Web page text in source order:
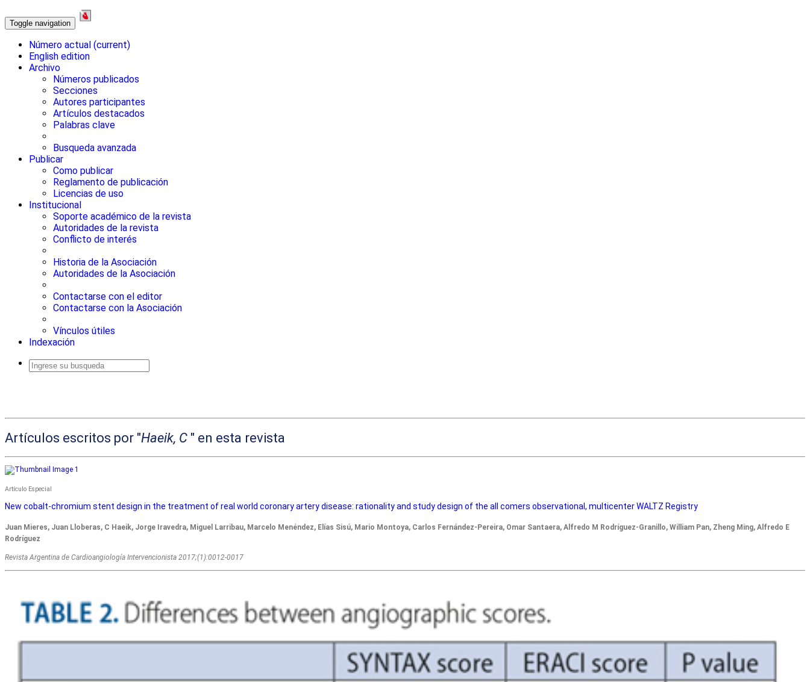
Toggle navigation
Número actual (current)
English edition
Archivo
Números publicados
Secciones
Autores participantes
Artículos destacados
Palabras clave
Busqueda avanzada
Publicar
Como publicar
Reglamento de publicación
Licencias de uso
Institucional
Soporte académico de la revista
Autoridades de la revista
Conflicto de interés
Historia de la Asociación
Autoridades de la Asociación
Contactarse con el editor
Contactarse con la Asociación
Vínculos útiles
Indexación
Artículos escritos por "Haeik, C " en esta revista
Artículo Especial
New cobalt-chromium stent design in the treatment of real world coronary artery disease: rationality and study design of the all comers observational, multicenter WALTZ Registry
Juan Mieres, Juan Lloberas, C Haeik, Jorge Iravedra, Miguel Larribau, Marcelo Menéndez, Elías Sisú, Mario Montoya, Carlos Fernández-Pereira, Omar Santaera, Alfredo M Rodríguez-Granillo, William Pan, Zheng Ming, Alfredo E
Rodríguez
Revista Argentina de Cardioangiologí­a Intervencionista 2017;(1):0012-0017